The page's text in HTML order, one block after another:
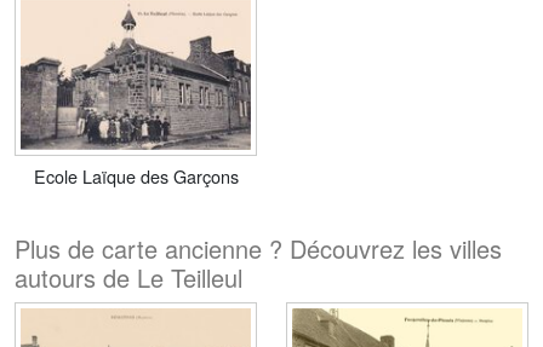
Ecole Laïque des Garçons
Plus de carte ancienne ? Découvrez les villes
autours de Le Teilleul